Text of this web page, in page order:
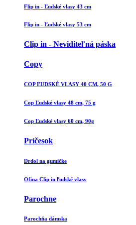
Flip in - Ľudské vlasy 43 cm
Flip in - Ľudské vlasy 53 cm
Clip in - Neviditeľná páska
Copy
COP ĽUDSKÉ VLASY 40 CM, 50 G
Cop Ľudské vlasy 48 cm, 75 g
Cop Ľudské vlasy 60 cm, 90g
Príčesok
Drdol na gumičke
Ofina Clip in ľudské vlasy
Parochne
Parochňa dámska